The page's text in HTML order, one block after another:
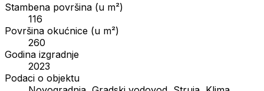
Stambena površina (u m²)
116
Površina okućnice (u m²)
260
Godina izgradnje
2023
Podaci o objektu